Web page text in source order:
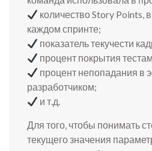
количество Story Points,
каждом спринте;
показатель текучести
процент покрытия
процент непопадания в
разработчиком;
и т.д.
Для того, чтобы понимать
текущего значения